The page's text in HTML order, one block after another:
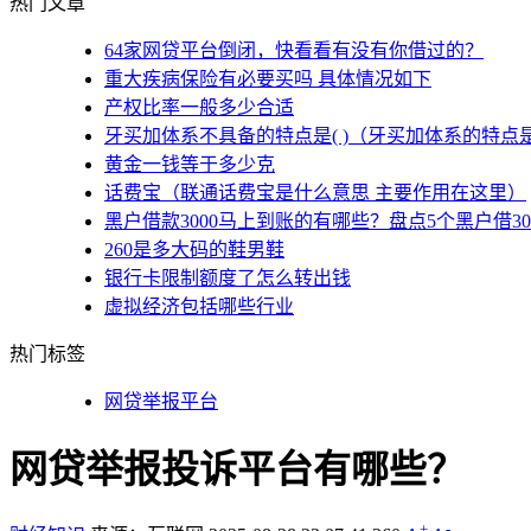
64家网贷平台倒闭，快看看有没有你借过的？
重大疾病保险有必要买吗 具体情况如下
产权比率一般多少合适
牙买加体系不具备的特点是( )（牙买加体系的特点
黄金一钱等于多少克
话费宝（联通话费宝是什么意思 主要作用在这里）
黑户借款3000马上到账的有哪些？盘点5个黑户借
260是多大码的鞋男鞋
银行卡限制额度了怎么转出钱
虚拟经济包括哪些行业
热门标签
网贷举报平台
网贷举报投诉平台有哪些？